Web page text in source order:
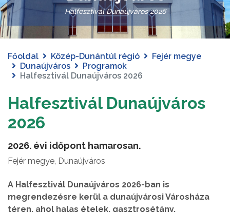
Halfesztivál Dunaújváros 2026
Főoldal Közép-Dunántúl régió
Fejér megye
Dunaújváros
Programok
Halfesztivál Dunaújváros 2026
Halfesztivál Dunaújváros
2026
2026. évi időpont hamarosan.
Fejér megye, Dunaújváros
A Halfesztivál Dunaújváros 2026-ban is
megrendezésre kerül a dunaújvárosi Városháza
téren, ahol halas ételek, gasztrosétány,